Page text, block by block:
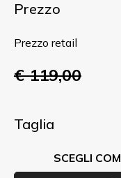
Prezzo
Prezzo retail
€ 119,00
Taglia
SCEGLI